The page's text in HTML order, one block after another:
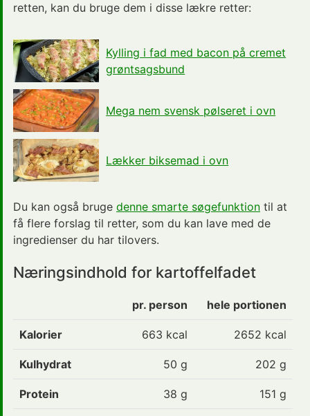
retten, kan du bruge dem i disse lækre retter:
Kylling i fad med bacon på cremet
grøntsagsbund
Mega nem svensk pølseret i ovn
Lækker biksemad i ovn
Du kan også bruge denne smarte søgefunktion til at
få flere forslag til retter, som du kan lave med de
ingredienser du har tilovers.
Næringsindhold for kartoffelfadet
pr. person hele portionen
Kalorier 663 kcal 2652 kcal
Kulhydrat 50 g 202 g
Protein 38 g 151 g